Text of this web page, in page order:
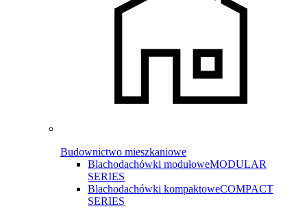
Budownictwo mieszkaniowe
Blachodachówki modułoweMODULAR
SERIES
Blachodachówki kompaktoweCOMPACT
SERIES